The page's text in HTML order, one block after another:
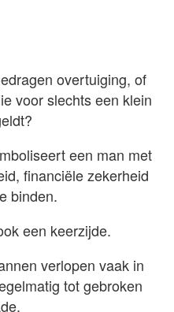
overtuiging, of
voor slechts een klein
een man met
financiële zekerheid
binden.
een keerzijde.
verlopen vaak in
tot gebroken